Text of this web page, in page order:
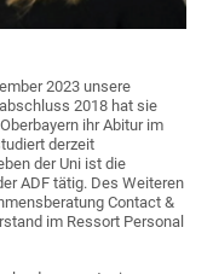
2023 unsere
2018 hat sie
ihr Abitur im
derzeit
der Uni ist die
ADF tätig. Des Weiteren
Contact &
im Ressort Personal